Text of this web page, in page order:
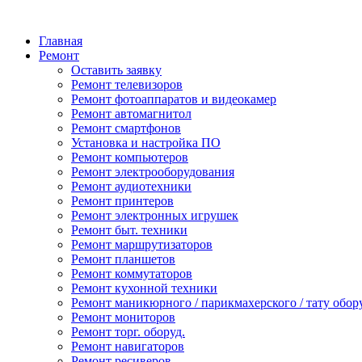
Главная
Ремонт
Оставить заявку
Ремонт телевизоров
Ремонт фотоаппаратов и видеокамер
Ремонт автомагнитол
Ремонт смартфонов
Установка и настройка ПО
Ремонт компьютеров
Ремонт электрооборудования
Ремонт аудиотехники
Ремонт принтеров
Ремонт электронных игрушек
Ремонт быт. техники
Ремонт маршрутизаторов
Ремонт планшетов
Ремонт коммутаторов
Ремонт кухонной техники
Ремонт маникюрного / парикмахерского / тату
Ремонт мониторов
Ремонт торг. оборуд.
Ремонт навигаторов